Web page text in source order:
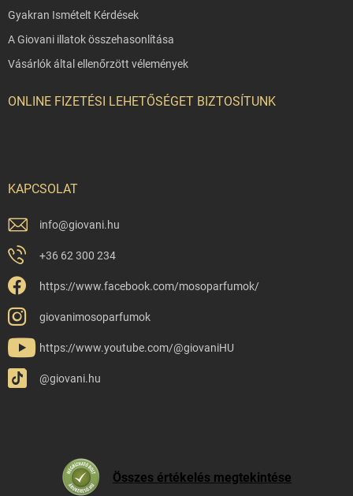
Gyakran Ismételt Kérdések
A Giovani illatok összehasonlítása
Vásárlók által ellenőrzött vélemények
ONLINE FIZETÉSI LEHETŐSÉGET BIZTOSÍTUNK
KAPCSOLAT
info@giovani.hu
+36 62 300 234
https://www.facebook.com/mosoparfumok/
giovanimosoparfumok
https://www.youtube.com/@giovaniHU
@giovani.hu
Összes értékelés megtekintése